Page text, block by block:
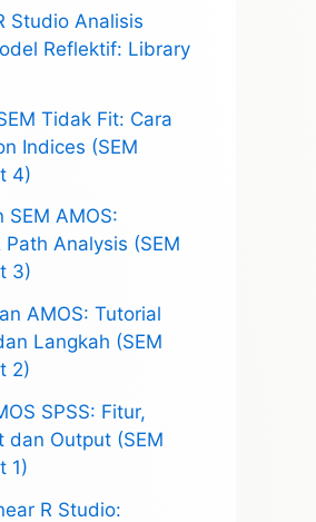
Studio Analisis
Reflektif: Library
Tidak Fit: Cara
Indices (SEM
4)
SEM AMOS:
Analysis (SEM
3)
AMOS: Tutorial
Langkah (SEM
2)
SPSS: Fitur,
dan Output (SEM
1)
R Studio: